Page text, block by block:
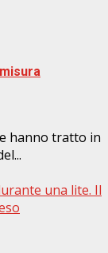
hanno tratto in
una lite. Il